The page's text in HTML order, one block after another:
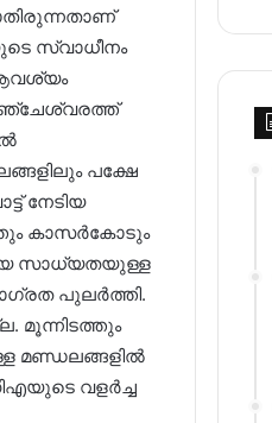
സ്വാധീനം
പക്ഷേ
നേടിയ
കാസർകോടും
ജയ സാധ്യതയുള്ള
പുലർത്തി.
മൂന്നിടത്തും
മണ്ഡലങ്ങളിൽ
വളർച്ച